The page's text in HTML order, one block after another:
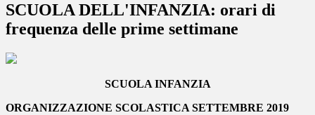
SCUOLA DELL'INFANZIA: orari di
frequenza delle prime settimane
SCUOLA INFANZIA
ORGANIZZAZIONE SCOLASTICA SETTEMBRE 2019